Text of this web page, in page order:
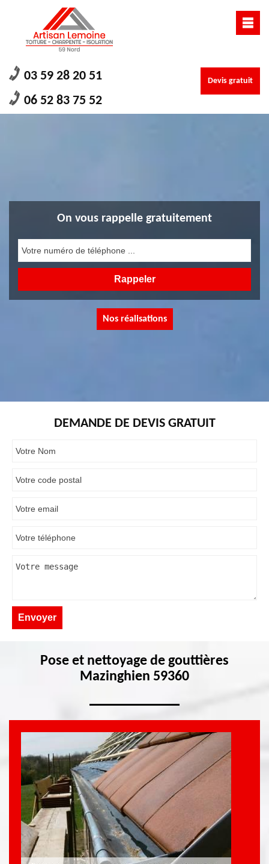
03 59 28 20 51
06 52 83 75 52
Devis gratuit
On vous rappelle gratuitement
Nos réalisations
DEMANDE DE DEVIS GRATUIT
Pose et nettoyage de gouttières
Mazinghien 59360